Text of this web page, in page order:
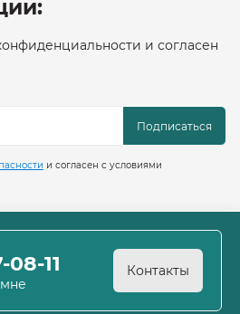
и согласен
Подписаться
и согласен с условиями
08-11 Контакты